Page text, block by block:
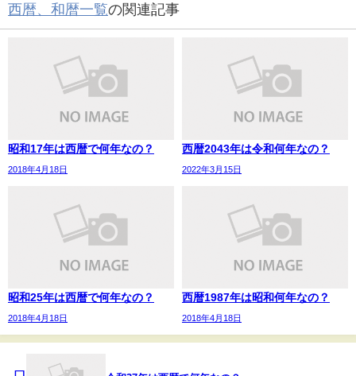
西暦、和暦一覧の関連記事
昭和17年は西暦で何年なの？
2018年4月18日
西暦2043年は令和何年なの？
2022年3月15日
昭和25年は西暦で何年なの？
2018年4月18日
西暦1987年は昭和何年なの？
2018年4月18日